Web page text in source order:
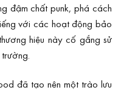
đậm chất punk, phá cách
với các hoạt động bảo
hiệu này cố gắng sử
đã tạo nên một trào lưu